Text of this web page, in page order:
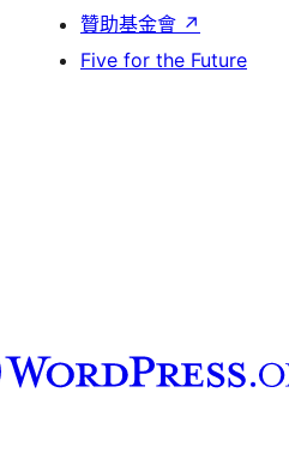
贊助基金會 ↗
Five for the Future